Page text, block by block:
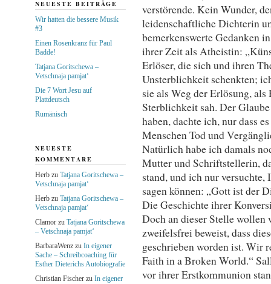
verstörende. Kein Wunder,
leidenschaftliche Dichterin
bemerkenswerte Gedanken
ihrer Zeit als Atheistin:
Erlöser, die sich und ihren
Unsterblichkeit schenkten;
sie als Weg der Erlösung,
Sterblichkeit sah. Der
haben, dachte ich, nur dass
Menschen Tod und
Natürlich habe ich damals
Mutter und Schriftstellerin,
stand, und ich nur
sagen können: „Gott ist der
Die Geschichte ihrer
Doch an dieser Stelle wollen
zweifelsfrei beweist, dass
geschrieben worden ist. Wir
Faith in a Broken World.“
vor ihrer Erstkommunion
NEUESTE BEITRÄGE
Wir hatten die bessere Musik
#3
Einen Rosenkranz für Paul
Badde!
Tatjana Goritschewa –
Vetschnaja pamjat‘
Die 7 Wort Jesu auf
Plattdeutsch
Rumänisch
NEUESTE
KOMMENTARE
Herbzu Tatjana Goritschewa –
Vetschnaja pamjat‘
Herbzu Tatjana Goritschewa –
Vetschnaja pamjat‘
Clamorzu Tatjana Goritschewa
– Vetschnaja pamjat‘
BarbaraWenzzu In eigener
Sache – Schreibcoaching für
Esther Dieterichs Autobiografie
Christian Fischerzu In eigener